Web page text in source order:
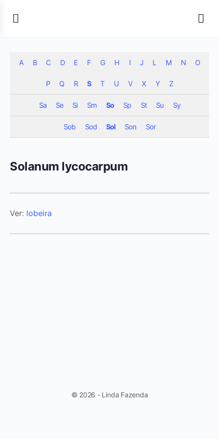
A B C D E F G H I J L M N O
P Q R S T U V X Y Z
Sa Se Si Sm So Sp St Su Sy
Sob Sod Sol Son Sor
Solanum lycocarpum
Ver: lobeira
© 2026 - Linda Fazenda